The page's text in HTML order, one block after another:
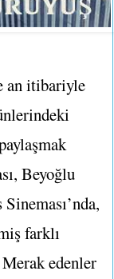
an itibariyle
Beyoğlu
farklı
edenler